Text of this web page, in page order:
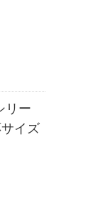
リー
イズ